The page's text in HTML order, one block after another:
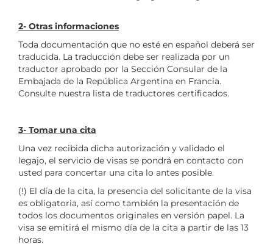
2- Otras informaciones
Toda documentación que no esté en español deberá ser
traducida. La traducción debe ser realizada por un
traductor aprobado por la Sección Consular de la
Embajada de la República Argentina en Francia.
Consulte nuestra lista de traductores certificados.
3- Tomar una cita
Una vez recibida dicha autorización y validado el
legajo, el servicio de visas se pondrá en contacto con
usted para concertar una cita lo antes posible.
(!) El día de la cita, la presencia del solicitante de la visa
es obligatoria, así como también la presentación de
todos los documentos originales en versión papel. La
visa se emitirá el mismo día de la cita a partir de las 13
horas.